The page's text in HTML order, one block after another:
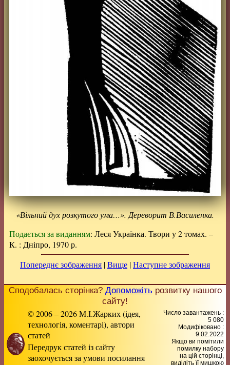
«Вільний дух розкутого ума…». Дереворит В.Василенка.
Подається за виданням: Леся Українка. Твори у 2 томах. –
К. : Дніпро, 1970 р.
Попереднє зображення |Вище |Наступне зображення
Сподобалась сторінка? Допоможітьрозвитку нашого
сайту!
© 2006 – 2026 М.І.Жарких (ідея,
технологія, коментарі), автори
статей
Передрук статей із сайту
заохочується за умови посилання
Число завантажень :
5 080
Модифіковано :
9.02.2022
Якщо ви помітили
помилку набору
на цiй сторiнцi,
видiлiть її мишкою